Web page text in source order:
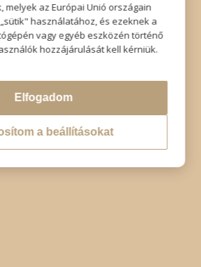
melyek az Európai Unió országain
használatához, és ezeknek a
vagy egyéb eszközén történő
hozzájárulását kell kérniük.
Elfogadom
a beállításokat